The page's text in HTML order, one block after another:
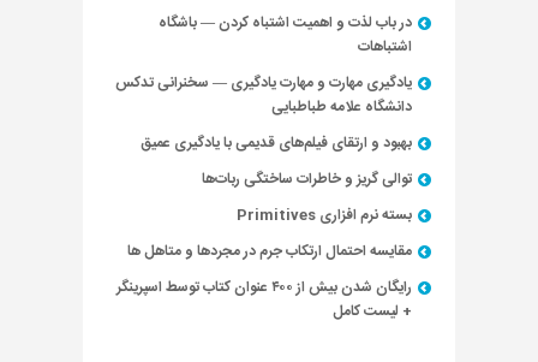
در باب لذت و اهمیت اشتباه کردن — باشگاه
اشتباهات
یادگیری مهارت و مهارت یادگیری — سخنرانی تدکس
دانشگاه علامه طباطبایی
بهبود و ارتقای فیلم‌های قدیمی با یادگیری عمیق
توالی گریز و خاطرات ساختگی ربات‌ها
بسته نرم افزاری Primitives
مقایسه احتمال ارتکاب جرم در مجردها و متاهل ها
رایگان شدن بیش از ۴۰۰ عنوان کتاب توسط اسپرینگر
+ لیست کامل